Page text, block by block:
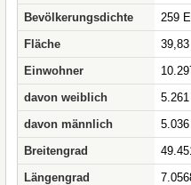
Bevölkerungsdichte
259
Fläche
39,83
Einwohner
davon weiblich
5.261
davon männlich
5.036
Breitengrad
Längengrad